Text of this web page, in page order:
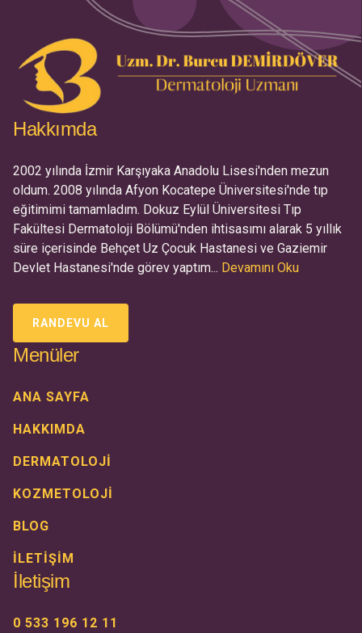
Hakkımda
2002 yılında İzmir Karşıyaka Anadolu Lisesi'nden mezun
oldum. 2008 yılında Afyon Kocatepe Üniversitesi'nde tıp
eğitimimi tamamladım. Dokuz Eylül Üniversitesi Tıp
Fakültesi Dermatoloji Bölümü'nden ihtisasımı alarak 5 yıllık
süre içerisinde Behçet Uz Çocuk Hastanesi ve Gaziemir
Devlet Hastanesi'nde görev yaptım... Devamını Oku
RANDEVU AL
Menüler
ANA SAYFA
HAKKIMDA
DERMATOLOJİ
KOZMETOLOJİ
BLOG
İLETİŞİM
İletişim
0 533 196 12 11